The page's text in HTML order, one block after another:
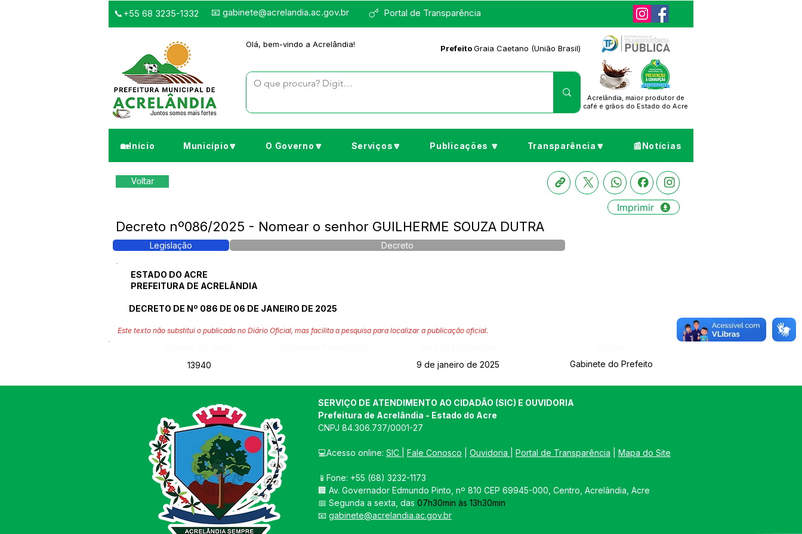
Portal de Transparência
📞+55 68 3235-1332 📧 gabinete@acrelandia.ac.gov.br
Olá, bem-vindo a Acrelândia! PrefeitoGraia Caetano (União Brasil)
Acrelândia, maior produtor de
café e grãos do Estado do Acre
🏡Início Município🔽 O Governo🔽 Serviços🔽 Publicações 🔽 Transparência🔽 📰Notícias
Voltar
Imprimir
Decreto nº086/2025 - Nomear o senhor GUILHERME SOUZA DUTRA
Legislação Decreto
ESTADO DO ACRE
PREFEITURA DE ACRELÂNDIA
DECRETO DE Nº 086 DE 06 DE JANEIRO DE 2025
Este texto não substitui o publicado no Diário Oficial, mas facilita a pesquisa para localizar a publicação oficial.
13940
9 de janeiro de 2025 Gabinete do Prefeito
SERVIÇO DE ATENDIMENTO AO CIDADÃO (SIC) E OUVIDORIA
Prefeitura de Acrelândia - Estado do Acre
CNPJ 84.306.737/0001-27
💻Acesso online: SIC Fale Conosco Ouvidoria Portal de Transparência Mapa do Site
📱Fone: +55 (68) 3232-1173
🏢 Av. Governador Edmundo Pinto, nº 810 CEP 69945-000, Centro, Acrelândia, Acre
📅 Segunda a sexta, das 07h30min às 13h30min
📧 gabinete@acrelandia.ac.gov.br